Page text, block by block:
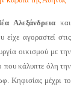
Αλεξάνδρειακαι
αγοραστεί στις
οικισμού με την
που κάλυπτε όλη την
Κηφισίας μέχρι το